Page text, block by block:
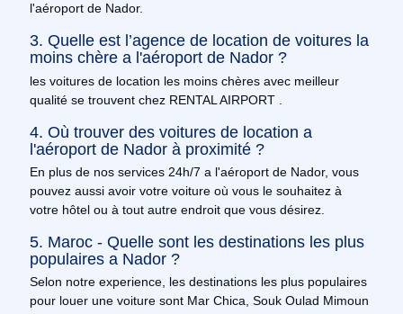
l'aéroport de Nador.
3. Quelle est l’agence de location de voitures la
moins chère a l'aéroport de Nador ?
les voitures de location les moins chères avec meilleur
qualité se trouvent chez RENTAL AIRPORT .
4. Où trouver des voitures de location a
l'aéroport de Nador à proximité ?
En plus de nos services 24h/7 a l'aéroport de Nador, vous
pouvez aussi avoir votre voiture où vous le souhaitez à
votre hôtel ou à tout autre endroit que vous désirez.
5. Maroc - Quelle sont les destinations les plus
populaires a Nador ?
Selon notre experience, les destinations les plus populaires
pour louer une voiture sont Mar Chica, Souk Oulad Mimoun